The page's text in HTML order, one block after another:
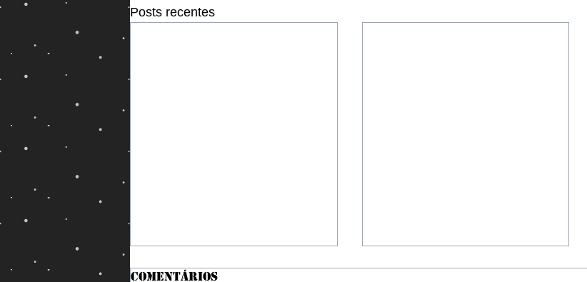
Posts recentes
Comentários